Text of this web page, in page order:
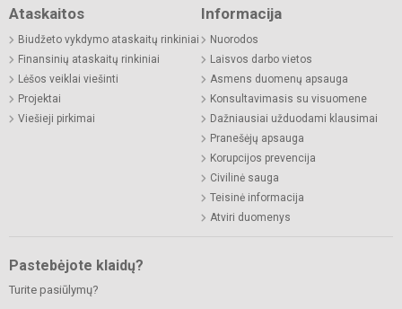
Ataskaitos
Biudžeto vykdymo ataskaitų rinkiniai
Finansinių ataskaitų rinkiniai
Lėšos veiklai viešinti
Projektai
Viešieji pirkimai
Informacija
Nuorodos
Laisvos darbo vietos
Asmens duomenų apsauga
Konsultavimasis su visuomene
Dažniausiai užduodami klausimai
Pranešėjų apsauga
Korupcijos prevencija
Civilinė sauga
Teisinė informacija
Atviri duomenys
Pastebėjote klaidų?
Turite pasiūlymų?